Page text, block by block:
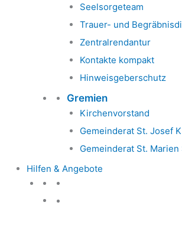
Seelsorgeteam
Trauer- und
Zentralrendantur
Kontakte kompakt
Hinweisgeberschutz
Gremien
Kirchenvorstand
Gemeinderat St. Josef
Gemeinderat St. Marien
Hilfen & Angebote